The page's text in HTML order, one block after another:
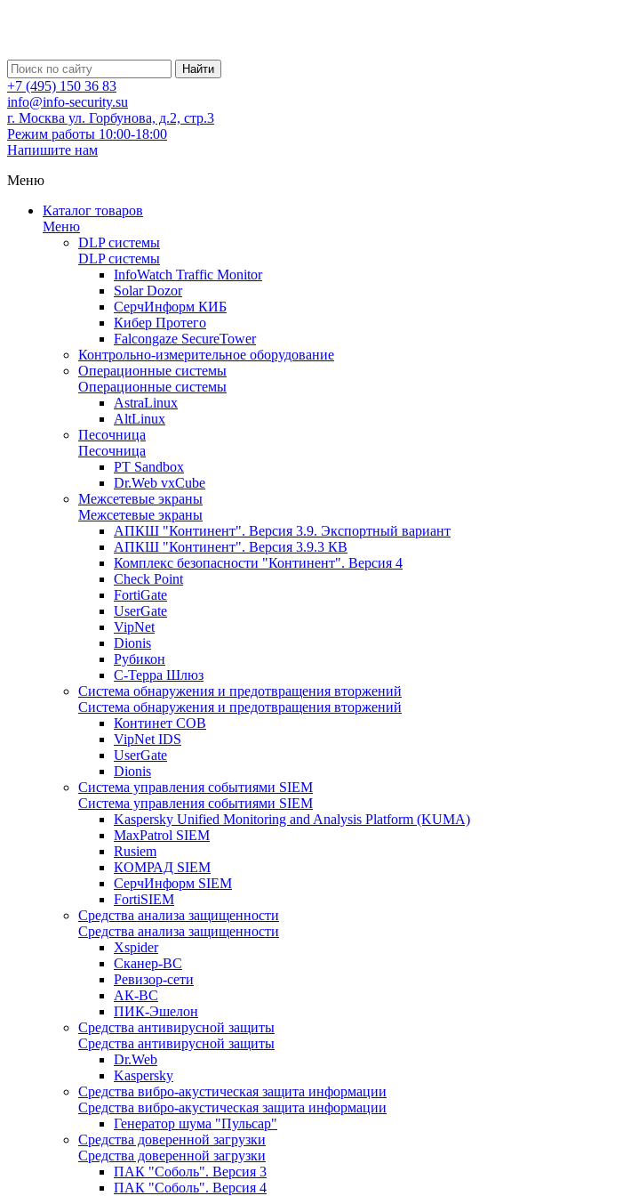
Найти
+7 (495) 150 36 83
info@info-security.su
г. Москва ул. Горбунова, д.2, стр.3
Режим работы 10:00-18:00
Напишите нам
Меню
Каталог товаров
Меню
DLP системы
DLP системы
InfoWatch Traffic Monitor
Solar Dozor
СерчИнформ КИБ
Кибер Протего
Falcongaze SecureTower
Контрольно-измерительное оборудование
Операционные системы
Операционные системы
AstraLinux
AltLinux
Песочница
Песочница
PT Sandbox
Dr.Web vxCube
Межсетевые экраны
Межсетевые экраны
АПКШ "Континент". Версия 3.9. Экспортный вариант
АПКШ "Континент". Версия 3.9.3 КВ
Комплекс безопасности "Континент". Версия 4
Check Point
FortiGate
UserGate
VipNet
Dionis
Рубикон
С-Терра Шлюз
Система обнаружения и предотвращения вторжений
Система обнаружения и предотвращения вторжений
Континет СОВ
VipNet IDS
UserGate
Dionis
Система управления событиями SIEM
Система управления событиями SIEM
Kaspersky Unified Monitoring and Analysis Platform (KUMA)
MaxPatrol SIEM
Rusiem
КОМРАД SIEM
СерчИнформ SIEM
FortiSIEM
Средства анализа защищенности
Средства анализа защищенности
Xspider
Сканер-ВС
Ревизор-сети
АК-ВС
ПИК-Эшелон
Средства антивирусной защиты
Средства антивирусной защиты
Dr.Web
Kaspersky
Средства вибро-акустическая защита информации
Средства вибро-акустическая защита информации
Генератор шума "Пульсар"
Средства доверенной загрузки
Средства доверенной загрузки
ПАК "Соболь". Версия 3
ПАК "Соболь". Версия 4